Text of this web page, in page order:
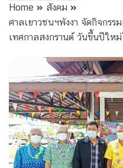
Home
สังคม
ศาลเยาวชนฯพังงา จัดกิจกรร
เทศกาลสงกรานต์ วันขึ้นปีให